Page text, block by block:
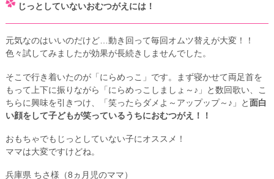
じっとしていないおむつがえには！
元気なのはいいのだけど…動き回って毎回オムツ替えが大変！！
色々試してみましたが効果が長続きしませんでした。
そこで行き着いたのが「にらめっこ」です。まず寝かせて両足首を
もって上下に振りながら「にらめっこしましょ～♪」と数回歌い、こ
ちらに興味を引きつけ、「笑ったらダメよ～アップップ～♪」と面白
い顔をして子どもが笑っているうちにおむつがえ！！
おもちゃでもじっとしていない子にオススメ！
ママは大変ですけどね。
兵庫県 ちさ様（8ヵ月児のママ）